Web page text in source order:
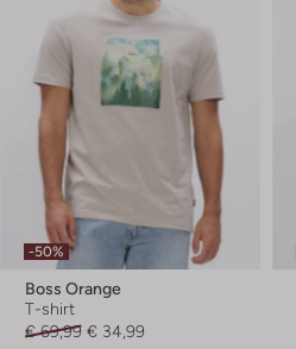
-50%
Boss Orange
T-shirt
€ 69,99 € 34,99